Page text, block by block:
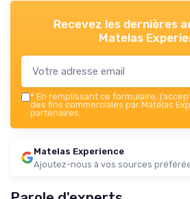
Recevez les dernières
Matelas
* En remplissant ce formulaire,
des fins commerciales par Matelas
partenaires.
Matelas Experience
Ajoutez-nous à vos sources